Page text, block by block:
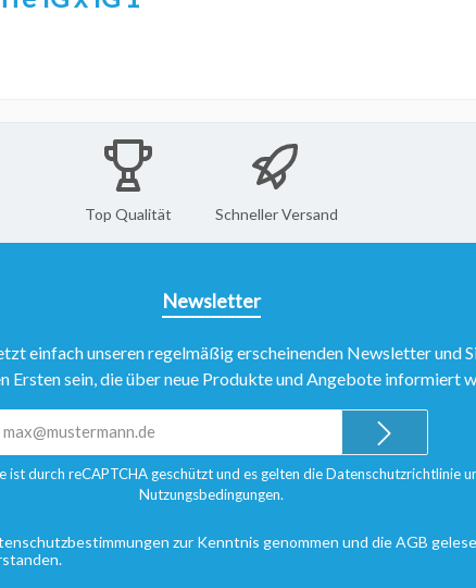
Top Qualität Schneller Versand
Newsletter
einfach unseren regelmäßig erscheinenden Newsletter und
Ersten sein, die über neue Produkte und Angebote informiert
Adresse*
ist durch reCAPTCHA geschützt und es gelten dieDatenschutzrichtlinie
Nutzungsbedingungen.
zur Kenntnis genommen und dieAGB